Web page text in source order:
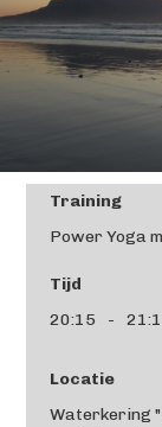
Training
Power Yoga
Tijd
20:15
-
Locatie
Waterkering